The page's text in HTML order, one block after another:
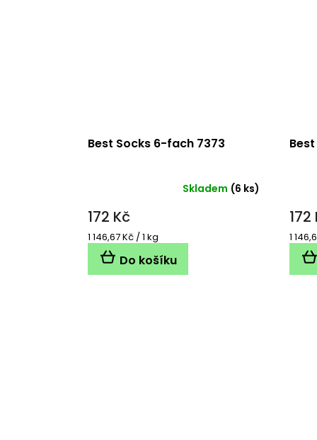
Best Socks 6-fach 7373
Skladem (6 ks)
172 Kč
Měrná
cena:
1 146,67 Kč / 1 kg
Do košíku
172
cena:
1